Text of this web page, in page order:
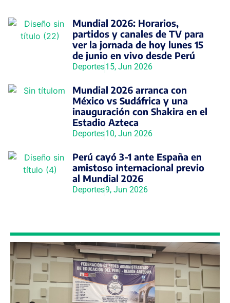
Mundial 2026: Horarios,
partidos y canales de TV para
ver la jornada de hoy lunes 15
de junio en vivo desde Perú
Deportes15, Jun 2026
Mundial 2026 arranca con
México vs Sudáfrica y una
inauguración con Shakira en el
Estadio Azteca
Deportes10, Jun 2026
Perú cayó 3-1 ante España en
amistoso internacional previo
al Mundial 2026
Deportes9, Jun 2026